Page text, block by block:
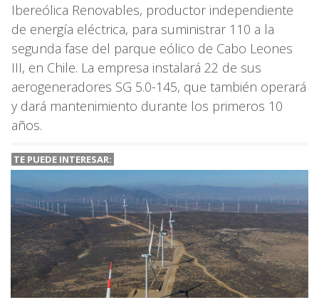
Ibereólica Renovables, productor independiente
de energía eléctrica, para suministrar 110 a la
segunda fase del parque eólico de Cabo Leones
III, en Chile. La empresa instalará 22 de sus
aerogeneradores SG 5.0-145, que también operará
y dará mantenimiento durante los primeros 10
años.
TE PUEDE INTERESAR: